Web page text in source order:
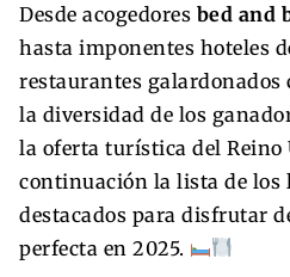
Desde acogedores bed and
hasta imponentes hoteles
restaurantes
la diversidad de los
la oferta turística del Reino
continuación la lista de los
destacados para disfrutar
perfecta en 2025.